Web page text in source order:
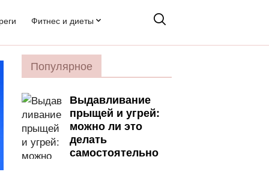
Фитнес и диеты
Популярное
Выдавливание
прыщей и угрей:
можно ли это
делать
самостоятельно